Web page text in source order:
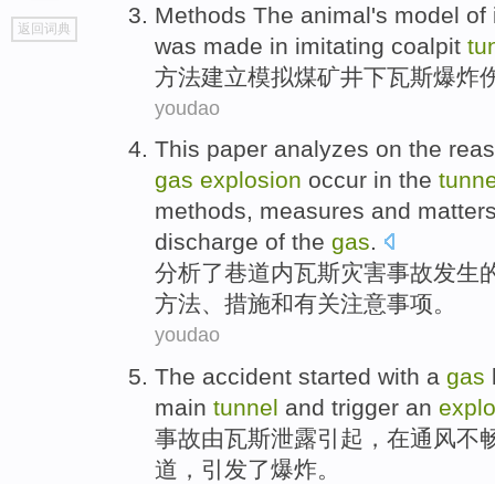
go
top
返回词典
Methods The animal's model of
was made in imitating coalpit
方法建立模拟煤矿井下瓦斯爆炸
youdao
This paper analyzes on the
gas explosion occur in the
methods, measures and
discharge of the gas.
分析了巷道内瓦斯灾害事故发生
方法、 措施和有关注意事项。
youdao
The accident started with a gas
main tunnel and trigger an
事故由瓦斯泄露引起 ，在通风不
道 ， 引发了爆炸。